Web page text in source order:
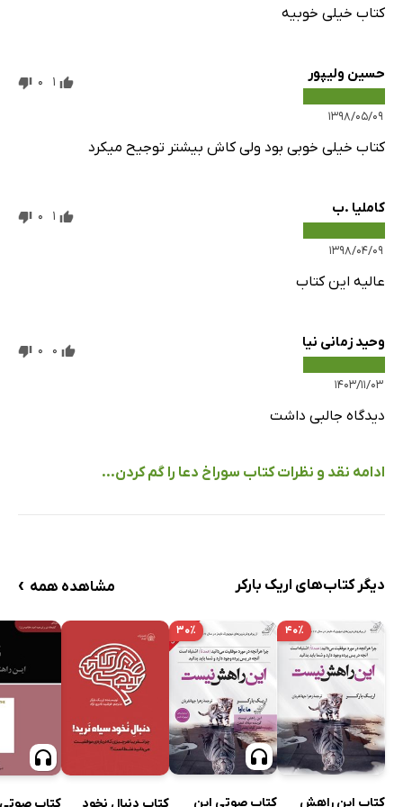
کتاب خیلی خوبیه
حسین ولیپور
۱۳۹۸/۰۵/۰۹
1
0
کتاب خیلی خوبی بود ولی کاش بیشتر توجیح میکرد
کاملیا .ب
۱۳۹۸/۰۴/۰۹
1
0
عالیه این کتاب
وحید زمانی نیا
۱۴۰۳/۱۱/۰۳
0
0
دیدگاه جالبی داشت
ادامه نقد و نظرات کتاب سوراخ دعا را گم کردن...
دیگر کتاب‌های اریک بارکر مشاهده همه ›
۴۰٪
کتاب این راهش
۳۰٪
کتاب صوتی این
کتاب دنبال نخود
کتاب